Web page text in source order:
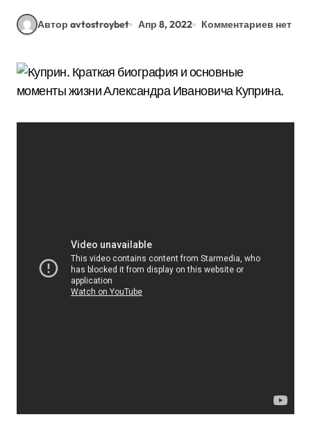
Автор avtostroybet Апр 8, 2022 Комментариев нет